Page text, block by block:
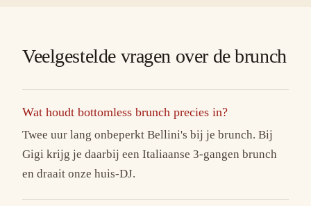
Veelgestelde vragen over de brunch
Wat houdt bottomless brunch precies in?
Twee uur lang onbeperkt Bellini's bij je brunch. Bij
Gigi krijg je daarbij een Italiaanse 3-gangen brunch
en draait onze huis-DJ.